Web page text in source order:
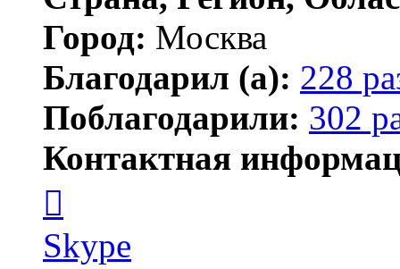
Город: Москва
Благодарил (а): 228
Поблагодарили: 302
Контактная
пользователя
serj364
Skype